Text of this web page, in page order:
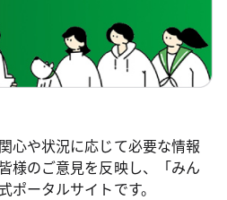
心や状況に応じて必要な情報
様のご意見を反映し、「みん
ポータルサイトです。